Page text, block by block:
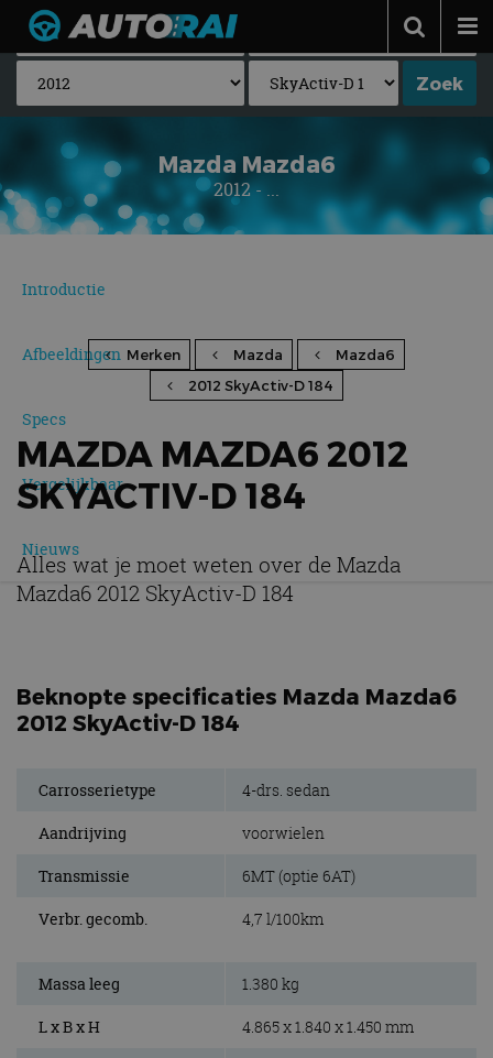
Autonieuws
Podcast
Autotests
Automerken
Adverteren
Contact
Mazda Mazda6
2012 - ...
Introductie
Afbeeldingen
Specs
Vergelijkbaar
Nieuws
Merken Mazda
Mazda6
2012 SkyActiv-D 184
MAZDA MAZDA6 2012
SKYACTIV-D 184
Alles wat je moet weten over de Mazda
Mazda6 2012 SkyActiv-D 184
Beknopte specificaties Mazda Mazda6
2012 SkyActiv-D 184
Carrosserietype 4-drs. sedan
Aandrijving voorwielen
Transmissie 6MT (optie 6AT)
Verbr. gecomb. 4,7 l/100km
Massa leeg 1.380 kg
L x B x H 4.865 x 1.840 x 1.450 mm